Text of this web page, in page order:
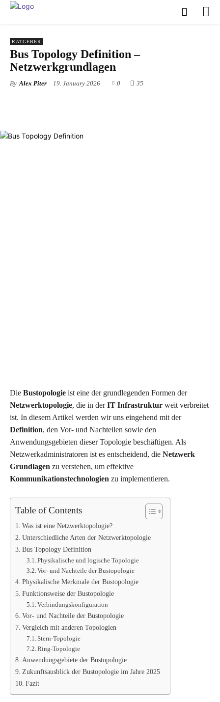
RATGEBER
Bus Topology Definition –
Netzwerkgrundlagen
By Alex Piter 19. January 2026 0 35
Die Bustopologie ist eine der grundlegenden Formen der
Netzwerktopologie, die in derIT Infrastruktur weit verbreitet
ist. In diesem Artikel werden wir uns eingehend mit der
Definition, den Vor- und Nachteilen sowie den
Anwendungsgebieten dieser Topologie beschäftigen. Als
Netzwerkadministratoren ist es entscheidend, die Netzwerk
Grundlagen zu verstehen, um effektive
Kommunikationstechnologien zu implementieren.
Table of Contents
Was ist eine Netzwerktopologie?
Unterschiedliche Arten der Netzwerktopologie
Bus Topology Definition
Physikalische und logische Topologie
Vor- und Nachteile der Bustopologie
Physikalische Merkmale der Bustopologie
Funktionsweise der Bustopologie
Verbindungskonfiguration
Vor- und Nachteile der Bustopologie
Vergleich mit anderen Topologien
Stern-Topologie
Ring-Topologie
Anwendungsgebiete der Bustopologie
Zukunftsausblick der Bustopologie im Jahre 2025
Fazit